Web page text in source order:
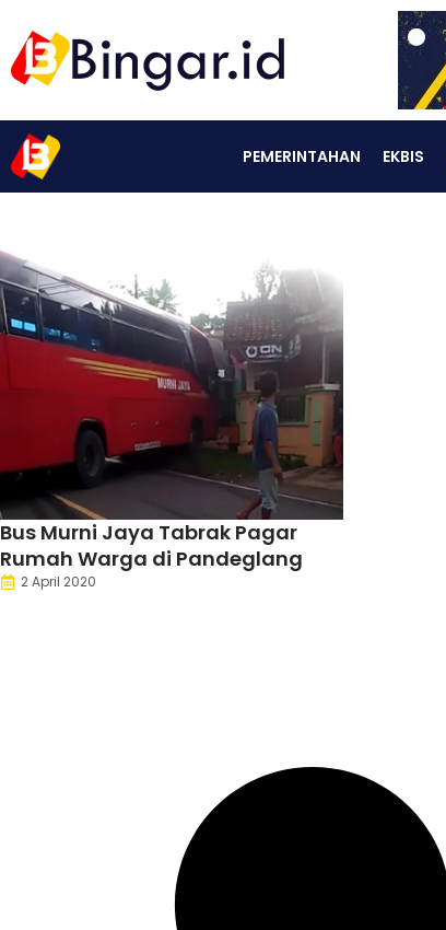
PEMERINTAHAN EKBIS
Bus Murni Jaya Tabrak Pagar
Rumah Warga di Pandeglang
2 April 2020